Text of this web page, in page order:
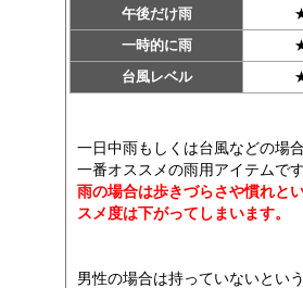
午後だけ雨
一時的に雨
台風レベル
一日中雨もしくは台風などの場
一番オススメの雨用アイテムです
雨の場合は歩きづらさや慣れと
スメ度は下がってしまいます。
男性の場合は持っていないとい